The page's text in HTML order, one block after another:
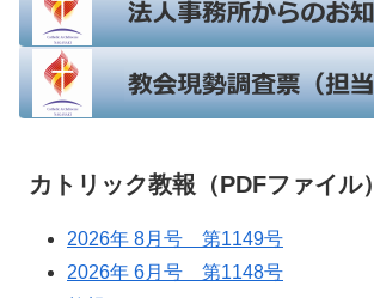
カトリック教報（PDFファイル）
2026年 8月号 第1149号
2026年 6月号 第1148号